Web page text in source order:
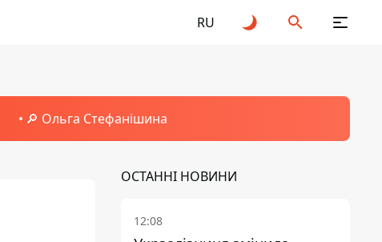
RU
🔎 Ольга Стефанішина
ОСТАННІ НОВИНИ
12:08